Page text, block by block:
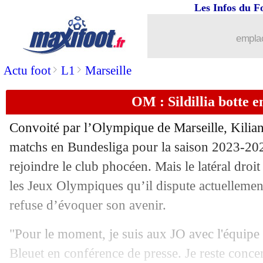
Actu foot> L1 > Marseille
Les Infos du
OM : Sildillia botte
Convoité par l’Olympique de Marseille,
matchs en Bundesliga pour la saison 2023-
rejoindre le club phocéen. Mais le latéral
les Jeux Olympiques qu’il dispute
refuse d’évoquer son avenir.
"Pour le moment, je suis aux JO avec
Bleuet en conférence de presse. Je reste
Athletic : le PSG s'active pour
27/07 VIDEO: Endrick en larmes au
27/07 Monaco: Camara proche de signer
27/07 Man City: Haaland veut encore
27/07 Brest : accord avec l'Inter pour
27/07 Amical: première défaite pour Lens
Amical: Reims s'incline face à